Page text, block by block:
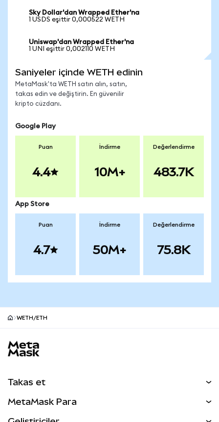
Sky Dollar'dan Wrapped Ether'na
1 USDS eşittir 0,000522 WETH
Uniswap'dan Wrapped Ether'na
1 UNI eşittir 0,002110 WETH
Saniyeler içinde WETH edinin
MetaMask'ta WETH satın alın, satın,
takas edin ve değiştirin. En güvenilir
kripto cüzdanı.
Google Play
Puan
4.4
İndirme
10M+
Değerlendirme
483.7K
App Store
Puan
4.7
İndirme
50M+
Değerlendirme
75.8K
WETH/ETH
Takas et
MetaMask Para